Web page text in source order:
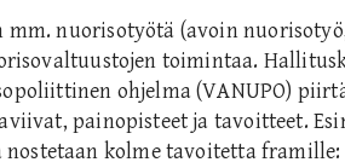
mm. nuorisotyötä (avoin
toimintaa.
ohjelma (VANUPO)
painopisteet ja tavoitteet.
nostetaan kolme tavoitetta